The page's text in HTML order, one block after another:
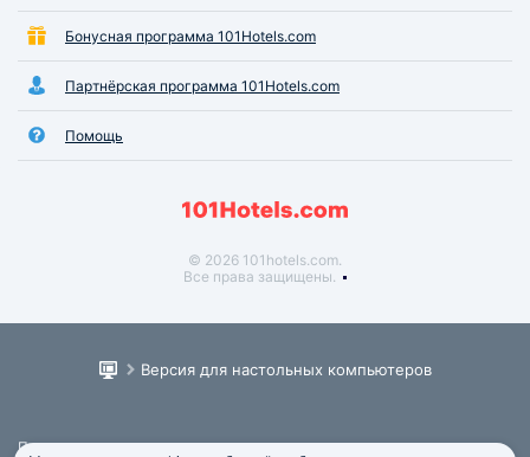
Бонусная программа 101Hotels.com
Партнёрская программа 101Hotels.com
Помощь
© 2026 101hotels.com.
Все права защищены.
Версия для настольных компьютеров
Пользовательское соглашение